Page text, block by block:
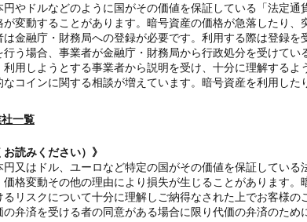
やドルなどのように国がその価値を保証している「法定
変動することがあります。暗号資産の価格が急落したり、
金融庁・財務局への登録が必要です。利用する際は登録
う場合、事業者が金融庁・財務局から行政処分を受けて
用しようとする事業者から説明を受け、十分に理解するよ
コインに関する相談が増えています。暗号資産を利用し
一覧
お読みください）》
又はドル、ユーロなど特定の国がその価値を保証している
価格変動その他の理由により損失が生じることがあります
リスクについて十分に理解しご納得なされた上でお客様の
弁済を受ける者の同意がある場合に限り代価の弁済のため